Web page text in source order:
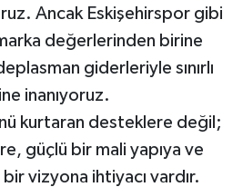
Ancak Eskişehirspor gibi
değerlerinden birine
giderleriyle sınırlı
inanıyoruz.
kurtaran desteklere değil;
güçlü bir mali yapıya ve
vizyona ihtiyacı vardır.